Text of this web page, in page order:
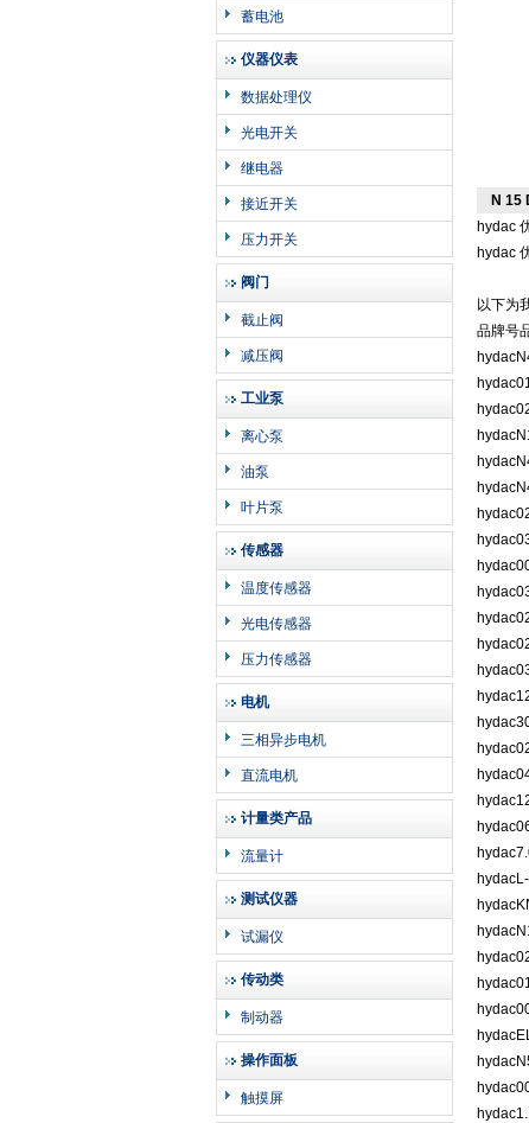
蓄电池
仪器仪表
数据处理仪
光电开关
继电器
接近开关
压力开关
阀门
截止阀
减压阀
工业泵
离心泵
油泵
叶片泵
传感器
温度传感器
光电传感器
压力传感器
电机
三相异步电机
直流电机
计量类产品
流量计
测试仪器
试漏仪
传动类
制动器
操作面板
触摸屏
N 15
hydac
hydac
以下为
品牌号